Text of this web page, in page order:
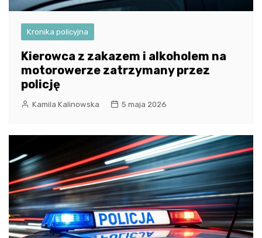
Kronika policyjna
Kierowca z zakazem i alkoholem na
motorowerze zatrzymany przez
policję
Kamila Kalinowska 5 maja 2026